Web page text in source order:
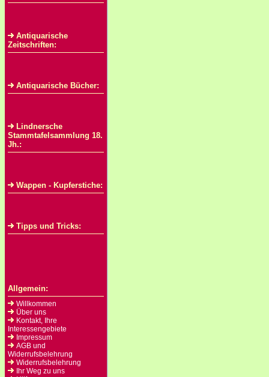
Antiquarische
Zeitschriften:
Antiquarische Bücher:
Lindnersche
Stammtafelsammlung 18.
Jh.:
Wappen - Kupferstiche:
Tipps und Tricks:
Allgemein:
Willkommen
Über uns
Kontakt, Ihre
Interessengebiete
Impressum
AGB und
Widerrufsbelehrung
Widerrufsbelehrung
Ihr Weg zu uns